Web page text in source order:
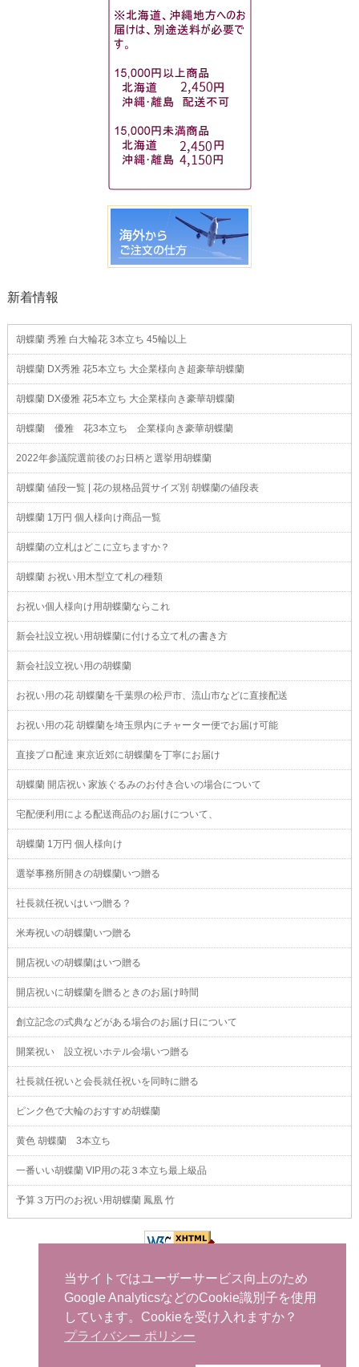
新着情報
胡蝶蘭 秀雅 白大輪花 3本立ち 45輪以上
胡蝶蘭 DX秀雅 花5本立ち 大企業様向き超豪華胡蝶蘭
胡蝶蘭 DX優雅 花5本立ち 大企業様向き豪華胡蝶蘭
胡蝶蘭 優雅 花3本立ち 企業様向き豪華胡蝶蘭
2022年参議院選前後のお日柄と選挙用胡蝶蘭
胡蝶蘭 値段一覧 | 花の規格品質サイズ別 胡蝶蘭の値段表
胡蝶蘭 1万円 個人様向け商品一覧
胡蝶蘭の立札はどこに立ちますか？
胡蝶蘭 お祝い用木型立て札の種類
お祝い個人様向け用胡蝶蘭ならこれ
新会社設立祝い用胡蝶蘭に付ける立て札の書き方
新会社設立祝い用の胡蝶蘭
お祝い用の花 胡蝶蘭を千葉県の松戸市、流山市などに直接配送
お祝い用の花 胡蝶蘭を埼玉県内にチャーター便でお届け可能
直接プロ配達 東京近郊に胡蝶蘭を丁寧にお届け
胡蝶蘭 開店祝い 家族ぐるみのお付き合いの場合について
宅配便利用による配送商品のお届けについて、
胡蝶蘭 1万円 個人様向け
選挙事務所開きの胡蝶蘭いつ贈る
社長就任祝いはいつ贈る？
米寿祝いの胡蝶蘭いつ贈る
開店祝いの胡蝶蘭はいつ贈る
開店祝いに胡蝶蘭を贈るときのお届け時間
創立記念の式典などがある場合のお届け日について
開業祝い 設立祝いホテル会場いつ贈る
社長就任祝いと会長就任祝いを同時に贈る
ピンク色で大輪のおすすめ胡蝶蘭
黄色 胡蝶蘭 3本立ち
一番いい胡蝶蘭 VIP用の花３本立ち最上級品
予算３万円のお祝い用胡蝶蘭 鳳凰 竹
当サイトではユーザーサービス向上のため
Google AnalyticsなどのCookie識別子を使用
しています。Cookieを受け入れますか？
プライバシー ポリシー